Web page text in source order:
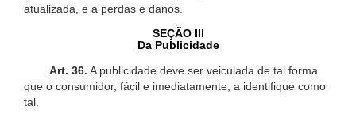
atualizada, e a perdas e danos.
SEÇÃO III
Da Publicidade
Art. 36. A publicidade deve ser veiculada de tal forma
que o consumidor, fácil e imediatamente, a identifique como
tal.